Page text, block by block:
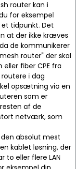
router kan i
for eksempel
tidpunkt. Det
at der ikke kræves
de kommunikerer
router" der skal
fiber CPE fra
i dag
opsætning via en
som er
af de
netværk, som
den absolut mest
kablet løsning, der
to eller flere LAN